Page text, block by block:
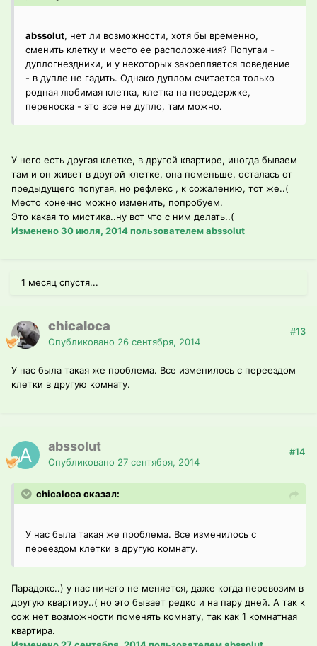
abssolut, нет ли возможности, хотя бы временно,
сменить клетку и место ее расположения? Попугаи -
дуплогнездники, и у некоторых закрепляется поведение
- в дупле не гадить. Однако дуплом считается только
родная любимая клетка, клетка на передержке,
переноска - это все не дупло, там можно.
У него есть другая клетке, в другой квартире, иногда бываем
там и он живет в другой клетке, она поменьше, осталась от
предыдущего попугая, но рефлекс , к сожалению, тот же..(
Место конечно можно изменить, попробуем.
Это какая то мистика..ну вот что с ним делать..(
Изменено30 июля, 2014пользователем abssolut
1 месяц спустя...
chicaloca
Опубликовано 26 сентября, 2014
#13
У нас была такая же проблема. Все изменилось с переездом
клетки в другую комнату.
abssolut
Опубликовано 27 сентября, 2014
#14
chicaloca сказал:
У нас была такая же проблема. Все изменилось с
переездом клетки в другую комнату.
Парадокс..) у нас ничего не меняется, даже когда перевозим в
другую квартиру..( но это бывает редко и на пару дней. А так к
сож нет возможности поменять комнату, так как 1 комнатная
квартира.